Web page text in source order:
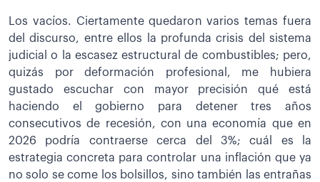
Los vacíos. Ciertamente quedaron varios temas fuera
del discurso, entre ellos la profunda crisis del sistema
judicial o la escasez estructural de combustibles; pero,
quizás por deformación profesional, me hubiera
gustado escuchar con mayor precisión qué está
haciendo el gobierno para detener tres años
consecutivos de recesión, con una economía que en
2026 podría contraerse cerca del 3%; cuál es la
estrategia concreta para controlar una inflación que ya
no solo se come los bolsillos, sino también las entrañas